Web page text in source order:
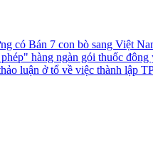
có Bán 7 con bò sang Việt
hàng ngàn gói thuốc đông
luận ở tổ về việc thành lập